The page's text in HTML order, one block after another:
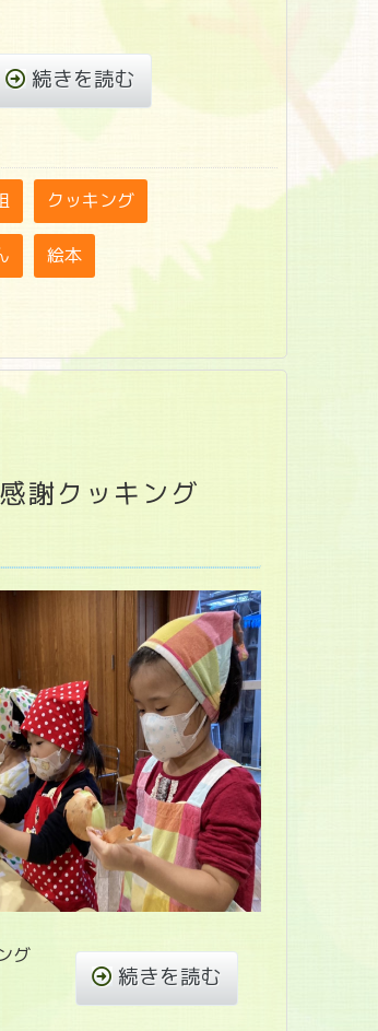
続きを読む
クッキング
絵本
謝クッキング
グ
続きを読む